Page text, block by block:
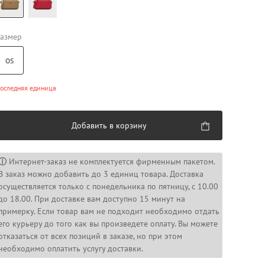
OS
единица
Добавить в корзину
Интернет-заказ не комплектуется фирменным пакетом.
заказ можно добавить до 3 единиц товара. Доставка
только с понедельника по пятницу, с 10.00
18.00. При доставке вам доступно 15 минут на
Если товар вам не подходит необходимо отдать
курьеру до того как вы произведете оплату. Вы можете
от всех позиций в заказе, но при этом
оплатить услугу доставки.